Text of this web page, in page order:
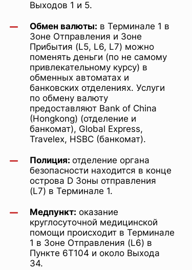
Выходов 1 и 5.
Обмен валюты: в Терминале 1 в
Зоне Отправления и Зоне
Прибытия (L5, L6, L7) можно
поменять деньги (по не самому
привлекательному курсу) в
обменных автоматах и
банковских отделениях. Услуги
по обмену валюту
предоставляют Bank of China
(Hongkong) (отделение и
банкомат), Global Express,
Travelex, HSBC (банкомат).
Полиция: отделение органа
безопасности находится в конце
острова D Зоны отправления
(L7) в Терминале 1.
Медпункт: оказание
круглосуточной медицинской
помощи происходит в Терминале
1 в Зоне Отправления (L6) в
Пункте 6Т104 и около Выхода
34.